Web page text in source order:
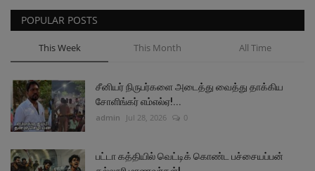
POPULAR POSTS
This Week This Month All Time
சீனியர் நிருபர்களை அடைத்து வைத்து தாக்கிய
சோளிங்கர் எம்எல்ஏ!...
admin Jul 28, 2026 0
பட்டா கத்தியில் வெட்டிக் கொண்ட பச்சையப்பன்